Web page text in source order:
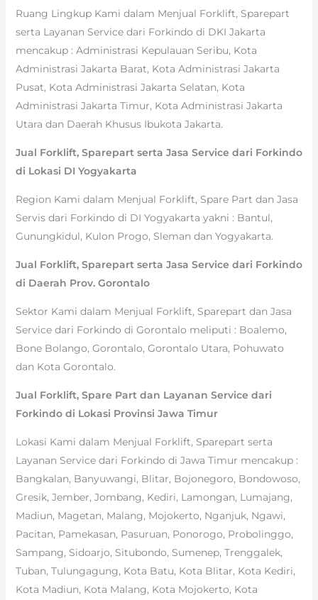
Ruang Lingkup Kami dalam Menjual Forklift, Sparepart
serta Layanan Service dari Forkindo di DKI Jakarta
mencakup : Administrasi Kepulauan Seribu, Kota
Administrasi Jakarta Barat, Kota Administrasi Jakarta
Pusat, Kota Administrasi Jakarta Selatan, Kota
Administrasi Jakarta Timur, Kota Administrasi Jakarta
Utara dan Daerah Khusus Ibukota Jakarta.
Jual Forklift, Sparepart serta Jasa Service dari Forkindo
di Lokasi DI Yogyakarta
Region Kami dalam Menjual Forklift, Spare Part dan Jasa
Servis dari Forkindo di DI Yogyakarta yakni : Bantul,
Gunungkidul, Kulon Progo, Sleman dan Yogyakarta.
Jual Forklift, Sparepart serta Jasa Service dari Forkindo
di Daerah Prov. Gorontalo
Sektor Kami dalam Menjual Forklift, Sparepart dan Jasa
Service dari Forkindo di Gorontalo meliputi : Boalemo,
Bone Bolango, Gorontalo, Gorontalo Utara, Pohuwato
dan Kota Gorontalo.
Jual Forklift, Spare Part dan Layanan Service dari
Forkindo di Lokasi Provinsi Jawa Timur
Lokasi Kami dalam Menjual Forklift, Sparepart serta
Layanan Service dari Forkindo di Jawa Timur mencakup :
Bangkalan, Banyuwangi, Blitar, Bojonegoro, Bondowoso,
Gresik, Jember, Jombang, Kediri, Lamongan, Lumajang,
Madiun, Magetan, Malang, Mojokerto, Nganjuk, Ngawi,
Pacitan, Pamekasan, Pasuruan, Ponorogo, Probolinggo,
Sampang, Sidoarjo, Situbondo, Sumenep, Trenggalek,
Tuban, Tulungagung, Kota Batu, Kota Blitar, Kota Kediri,
Kota Madiun, Kota Malang, Kota Mojokerto, Kota